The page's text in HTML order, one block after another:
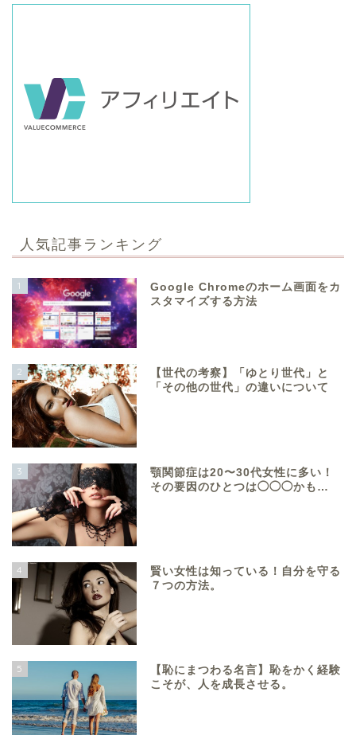
人気記事ランキング
1
Google Chromeのホーム画面をカ
スタマイズする方法
2
【世代の考察】「ゆとり世代」と
「その他の世代」の違いについて
3
顎関節症は20〜30代女性に多い！
その要因のひとつは◯◯◯かも…
4
賢い女性は知っている！自分を守る
７つの方法。
5
【恥にまつわる名言】恥をかく経験
こそが、人を成長させる。